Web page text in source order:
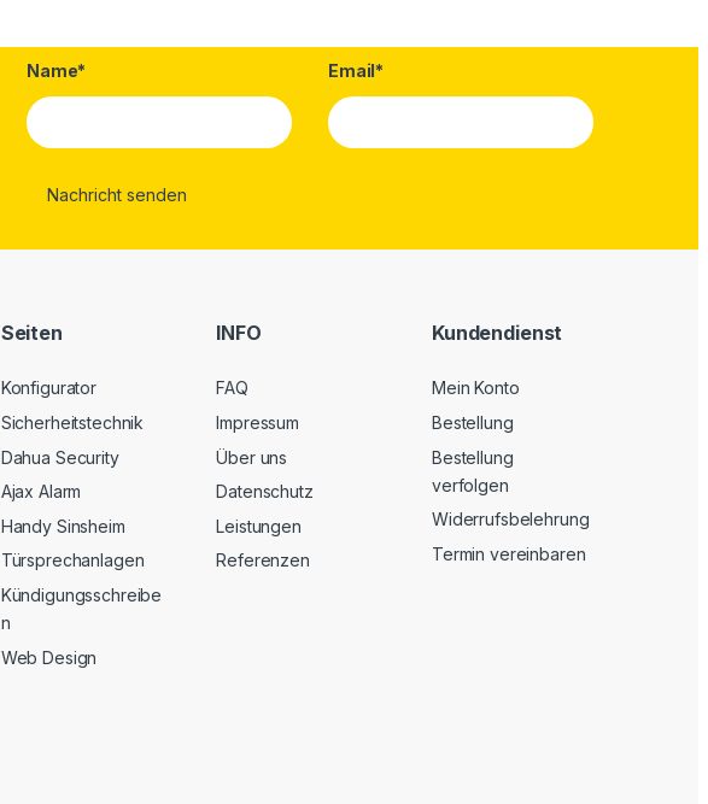
Name* Email*
Seiten
Konfigurator
Sicherheitstechnik
Dahua Security
Ajax Alarm
Handy Sinsheim
Türsprechanlagen
Kündigungsschreibe
n
Web Design
INFO
FAQ
Impressum
Über uns
Datenschutz
Leistungen
Referenzen
Kundendienst
Mein Konto
Bestellung
Bestellung
verfolgen
Widerrufsbelehrung
Termin vereinbaren